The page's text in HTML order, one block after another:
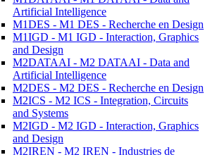
Artificial Intelligence
M1DES - M1 DES - Recherche en Design
M1IGD - M1 IGD - Interaction, Graphics
and Design
M2DATAAI - M2 DATAAI - Data and
Artificial Intelligence
M2DES - M2 DES - Recherche en Design
M2ICS - M2 ICS - Integration, Circuits
and Systems
M2IGD - M2 IGD - Interaction, Graphics
and Design
M2IREN - M2 IREN - Industries de